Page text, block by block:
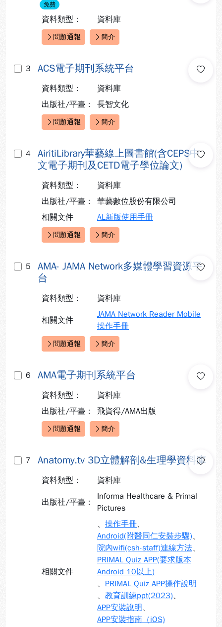
免費
資料類型： 資料庫
快速連結：
問題通報 簡介
3 ACS電子期刊系統平台
資料類型：
資料庫
出版社/平臺：
長智文化
快速連結：
問題通報 簡介
4
AiritiLibrary華藝線上圖書館(含CEPS中
文電子期刊及CETD電子學位論文)
資料類型：
資料庫
出版社/平臺：
華藝數位股份有限公司
相關文件
AL新版使用手冊
快速連結：
問題通報 簡介
5
AMA- JAMA Network多媒體學習資源平
台
資料類型： 資料庫
相關文件
JAMA Network Reader Mobile
操作手冊
快速連結：
問題通報 簡介
6 AMA電子期刊系統平台
資料類型：
資料庫
出版社/平臺：
飛資得/AMA出版
快速連結：
問題通報 簡介
7 Anatomy.tv 3D立體解剖&生理學資料庫
資料類型： 資料庫
出版社/平臺：
Informa Healthcare & Primal
Pictures
相關文件
、 操作手冊、
Android(附醫同仁安裝步驟)、
院內wifi(csh-staff)連線方法、
PRIMAL Quiz APP(要求版本
Android 10以上)
、 PRIMAL Quiz APP操作說明
、 教育訓練ppt(2023)、
APP安裝說明 、
APP安裝指南（iOS)